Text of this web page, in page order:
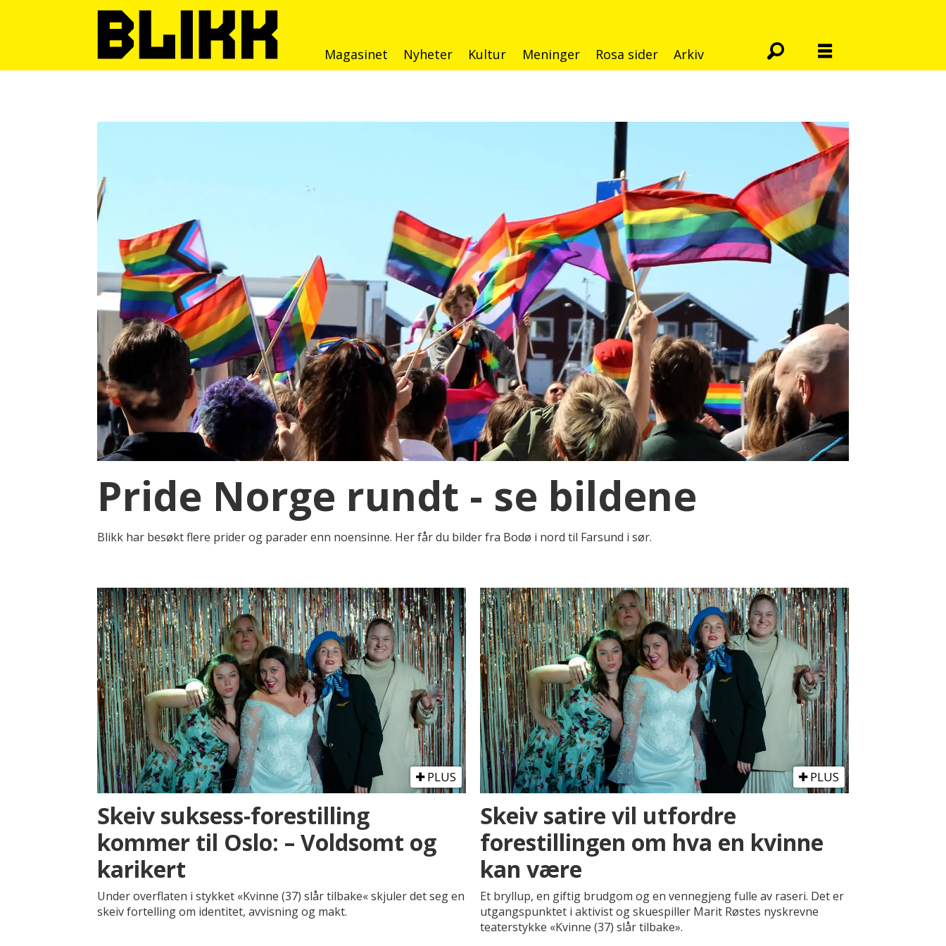
Magasinet Nyheter Kultur Meninger Rosa sider Arkiv
Pride Norge rundt - se bildene
Blikk har besøkt flere prider og parader enn noensinne. Her får du bilder fra Bodø i nord til Farsund i sør.
PLUS
Skeiv suksess-forestilling
kommer til Oslo: – Voldsomt og
karikert
Under overflaten i stykket «Kvinne (37) slår tilbake« skjuler det seg en
skeiv fortelling om identitet, avvisning og makt.
PLUS
Skeiv satire vil utfordre
forestillingen om hva en kvinne
kan være
Et bryllup, en giftig brudgom og en vennegjeng fulle av raseri. Det er
utgangspunktet i aktivist og skuespiller Marit Røstes nyskrevne
teaterstykke «Kvinne (37) slår tilbake».